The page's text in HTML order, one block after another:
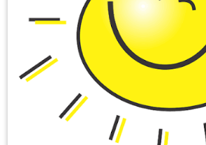
streekpakket